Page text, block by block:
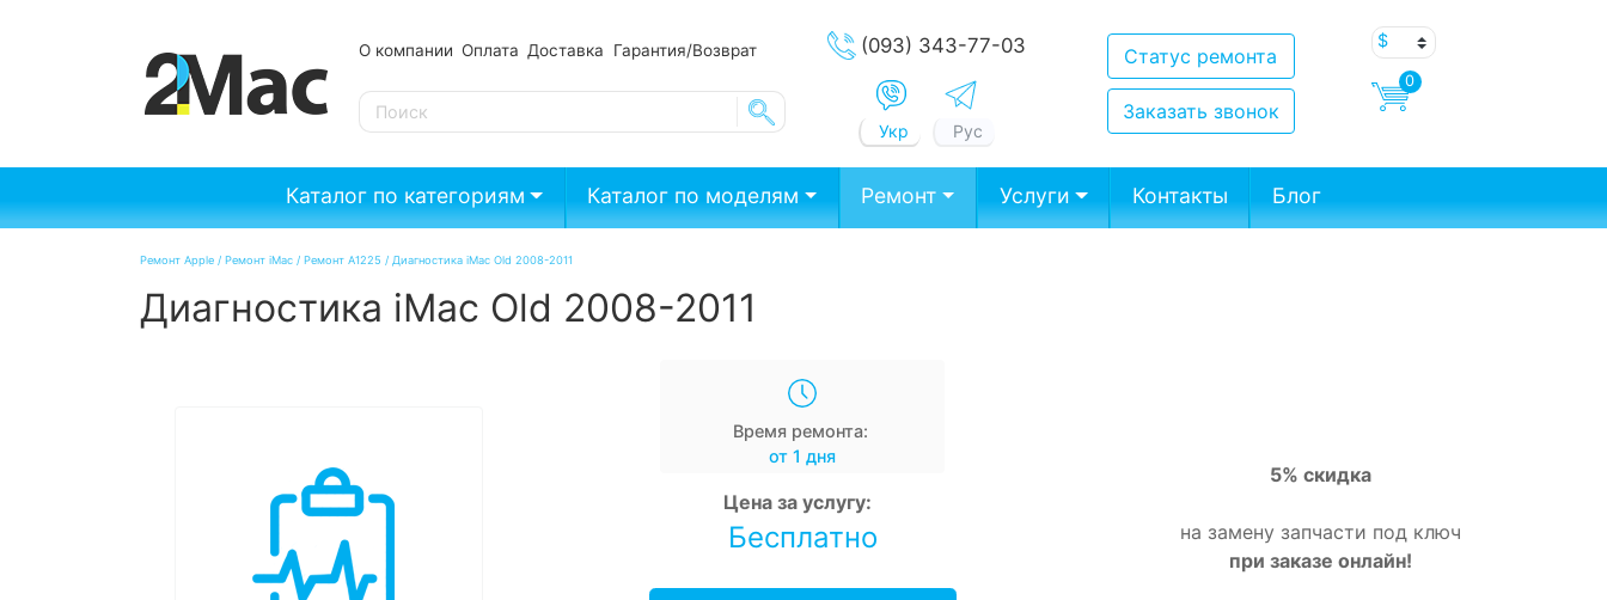
О компании Оплата Доставка Гарантия/Возврат
SE
(093) 343-77-03
Укр Рус
Статус ремонта
Заказать звонок
0
Каталог по категориям Каталог по моделям Ремонт Услуги Контакты Блог
Ремонт Apple / Ремонт iMac / Ремонт A1225 / Диагностика iMac Old 2008-2011
Диагностика iMac Old 2008-2011
Время ремонта:
от 1 дня
Цена за услугу:
Бесплатно
5% скидка
на замену запчасти под ключ
при заказе онлайн!